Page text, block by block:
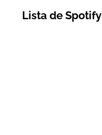
Lista de Spotify